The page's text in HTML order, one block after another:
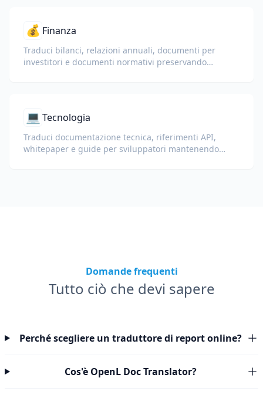
💰 Finanza
Traduci bilanci, relazioni annuali, documenti per
investitori e documenti normativi preservando
💻 Tecnologia
Traduci documentazione tecnica, riferimenti API,
whitepaper e guide per sviluppatori mantenendo
Domande frequenti
Tutto ciò che devi sapere
Perché scegliere un traduttore di report online?
Cos'è OpenL Doc Translator?